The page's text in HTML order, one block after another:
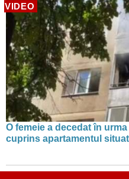
VIDEO
O femeie a decedat în
cuprins apartamentul